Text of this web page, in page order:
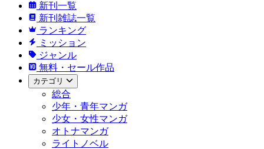
新刊一覧
新刊雑誌一覧
ランキング
ミッション
ジャンル
無料・セール作品
カテゴリ
総合
少年・青年マンガ
少女・女性マンガ
オトナマンガ
ライトノベル